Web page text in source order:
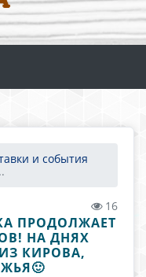
и события
16
ПРОДОЛЖАЕТ
НА ДНЯХ
КИРОВА,